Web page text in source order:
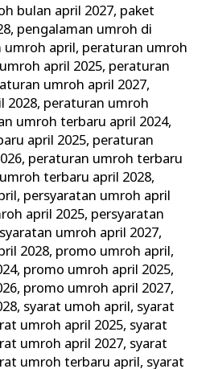
bulan april 2027, paket
, pengalaman umroh di
umroh april, peraturan umroh
april 2025, peraturan
umroh april 2027,
2028, peraturan umroh
umroh terbaru april 2024,
april 2025, peraturan
, peraturan umroh terbaru
terbaru april 2028,
, persyaratan umroh april
april 2025, persyaratan
umroh april 2027,
2028, promo umroh april,
, promo umroh april 2025,
, promo umroh april 2027,
, syarat umoh april, syarat
umroh april 2025, syarat
umroh april 2027, syarat
umroh terbaru april, syarat